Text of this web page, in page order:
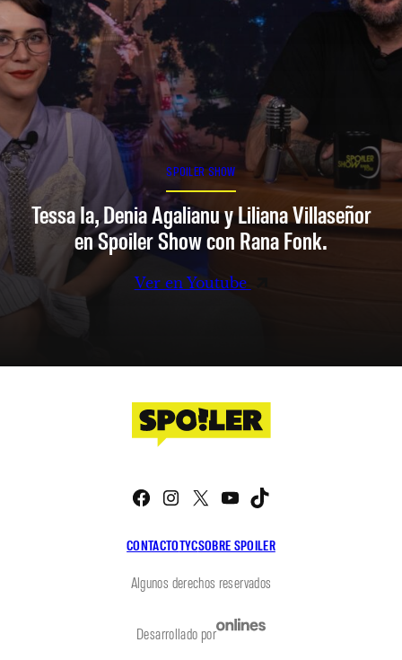
SPOILER SHOW
Tessa Ia, Denia Agalianu y Liliana Villaseñor
en Spoiler Show con Rana Fonk.
Ver en Youtube
CONTACTOTYCSOBRE SPOILER
Facebook
Instagram
X YouTube
Algunos derechos reservados
Desarrollado por